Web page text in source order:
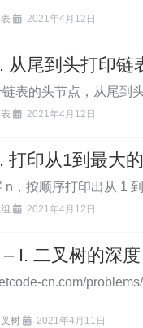
2021年4月12日
从尾到头打印链
表的头节点，从尾
2021年4月12日
打印从1到最大
n，按顺序打印出从 1
2021年4月12日
I. 二叉树的深度
cn.com/
树 2021年4月11日